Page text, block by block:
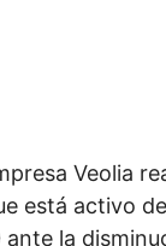
Veolia
está activo
la